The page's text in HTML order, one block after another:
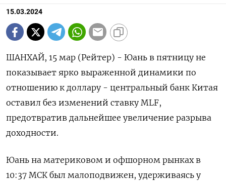
15.03.2024
ШАНХАЙ, 15 мар (Рейтер) - Юань в пятницу не
показывает ярко выраженной динамики по
отношению к доллару - центральный банк Китая
оставил без изменений ставку MLF,
предотвратив дальнейшее увеличение разрыва
доходности.
Юань на материковом и офшорном рынках в
10:37 МСК был малоподвижен, удерживаясь у